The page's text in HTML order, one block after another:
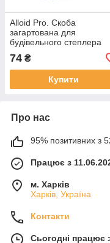
Alloid Pro. Скоба
загартована для
будівельного степлера
(1000 шт.)
74 ₴
Купити
Про нас
95% позитивних з
Працює з
м. Харків
Харків, Україна
Контакти
Сьогодні працює